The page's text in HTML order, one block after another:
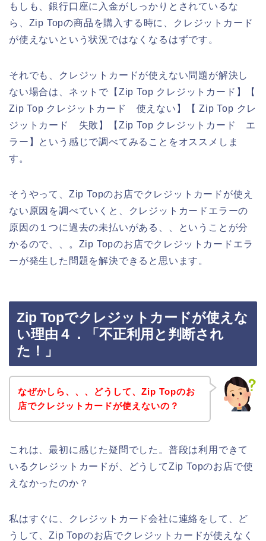
もしも、銀行口座に入金がしっかりとされているな
ら、Zip Topの商品を購入する時に、クレジットカード
が使えないという状況ではなくなるはずです。
それでも、クレジットカードが使えない問題が解決し
ない場合は、ネットで【Zip Top クレジットカード】【
Zip Top クレジットカード 使えない】【 Zip Top クレ
ジットカード 失敗】【Zip Top クレジットカード エ
ラー】という感じで調べてみることをオススメしま
す。
そうやって、Zip Topのお店でクレジットカードが使え
ない原因を調べていくと、クレジットカードエラーの
原因の１つに過去の未払いがある、、ということが分
かるので、、。Zip Topのお店でクレジットカードエラ
ーが発生した問題を解決できると思います。
Zip Topでクレジットカードが使えな
い理由４．「不正利用と判断され
た！」
なぜかしら、、、どうして、Zip Topのお
店でクレジットカードが使えないの？
これは、最初に感じた疑問でした。普段は利用できて
いるクレジットカードが、どうしてZip Topのお店で使
えなかったのか？
私はすぐに、クレジットカード会社に連絡をして、ど
うして、Zip Topのお店でクレジットカードが使えなく